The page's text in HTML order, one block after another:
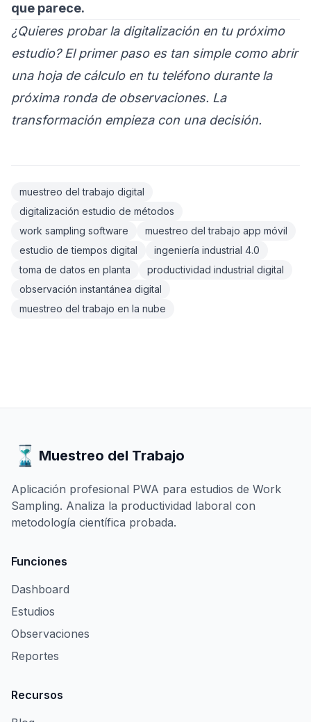
que parece.
¿Quieres probar la digitalización en tu próximo
estudio? El primer paso es tan simple como abrir
una hoja de cálculo en tu teléfono durante la
próxima ronda de observaciones. La
transformación empieza con una decisión.
muestreo del trabajo digital
digitalización estudio de métodos
work sampling software
muestreo del trabajo app móvil
estudio de tiempos digital
ingeniería industrial 4.0
toma de datos en planta
productividad industrial digital
observación instantánea digital
muestreo del trabajo en la nube
Muestreo del Trabajo
Aplicación profesional PWA para estudios de Work
Sampling. Analiza la productividad laboral con
metodología científica probada.
Funciones
Dashboard
Estudios
Observaciones
Reportes
Recursos